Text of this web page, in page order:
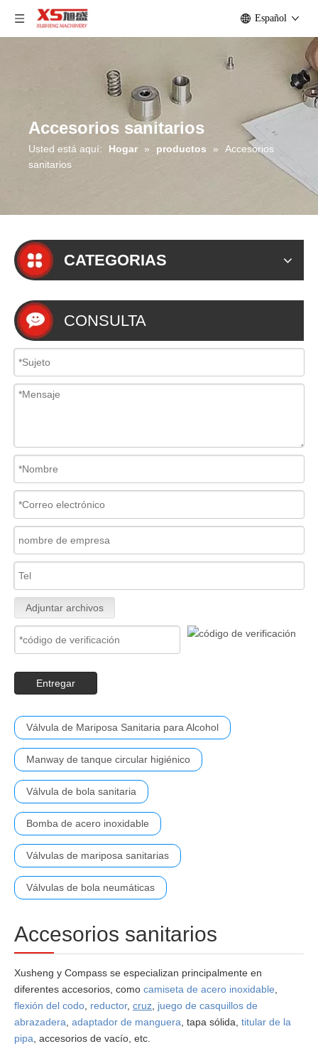
Español
Accesorios sanitarios
Usted está aquí: Hogar » productos »
Accesorios
sanitarios
CATEGORIAS
CONSULTA
Adjuntar archivos
Entregar
Válvula de Mariposa Sanitaria para Alcohol
Manway de tanque circular higiénico
Válvula de bola sanitaria
Bomba de acero inoxidable
Válvulas de mariposa sanitarias
Válvulas de bola neumáticas
Accesorios sanitarios
Xusheng y Compass se especializan principalmente en
diferentes accesorios, como camiseta de acero inoxidable
flexión del codo reductor, cruz juego de casquillos de
abrazadera adaptador de manguera , tapa sólida, titular de la
pipa , accesorios de vacío, etc.